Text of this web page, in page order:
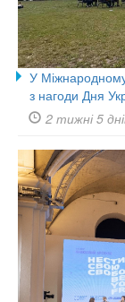
У
з нагоди Дня
2 тижні 5